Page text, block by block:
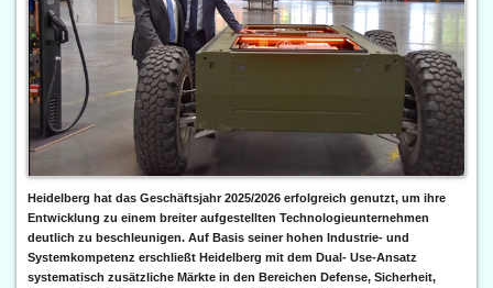
Heidelberg hat das Geschäftsjahr 2025/2026 erfolgreich genutzt, um ihre
Entwicklung zu einem breiter aufgestellten Technologieunternehmen
deutlich zu beschleunigen. Auf Basis seiner hohen Industrie- und
Systemkompetenz erschließt Heidelberg mit dem Dual- Use-Ansatz
systematisch zusätzliche Märkte in den Bereichen Defense, Sicherheit,